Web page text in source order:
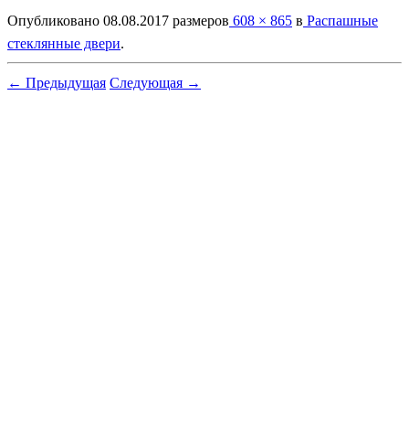
Опубликовано 08.08.2017 размеров 608 × 865 в Распашные
стеклянные двери.
← Предыдущая Следующая →